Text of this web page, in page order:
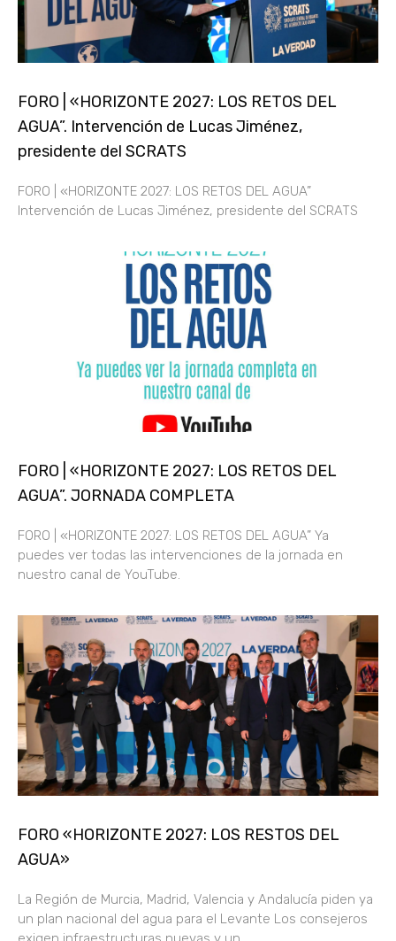
FORO | «HORIZONTE 2027: LOS RETOS DEL
AGUA”. Intervención de Lucas Jiménez,
presidente del SCRATS
FORO | «HORIZONTE 2027: LOS RETOS DEL AGUA”
Intervención de Lucas Jiménez, presidente del SCRATS
FORO | «HORIZONTE 2027: LOS RETOS DEL
AGUA”. JORNADA COMPLETA
FORO | «HORIZONTE 2027: LOS RETOS DEL AGUA” Ya
puedes ver todas las intervenciones de la jornada en
nuestro canal de YouTube.
FORO «HORIZONTE 2027: LOS RESTOS DEL
AGUA»
La Región de Murcia, Madrid, Valencia y Andalucía piden ya
un plan nacional del agua para el Levante Los consejeros